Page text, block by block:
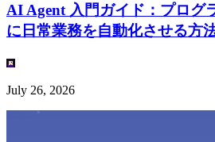
AI Agent 入門ガイド：プログ
に日常業務を自動化させる方
July 26, 2026